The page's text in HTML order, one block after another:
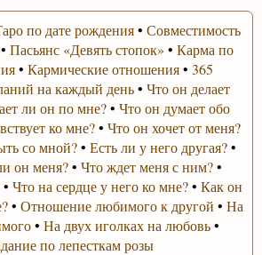
по дате рождения• Совместимость
Пасьянс «Девять стопок» • Карма по
•Кармические отношения•365
на каждый день• Что он делает
ли он по мне?•Что он думает обо
ко мне?• Что он хочет от меня?
со мной?•Есть ли у него другая?•
он меня?•Что ждет меня с ним?•
• Что на сердце у него ко мне?• Как он
• Отношение любимого к другой • На
•На двух иголках на любовь•
по лепесткам розы